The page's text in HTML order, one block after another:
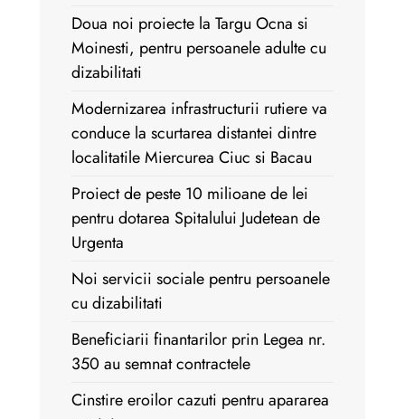
Doua noi proiecte la Targu Ocna si
Moinesti, pentru persoanele adulte cu
dizabilitati
Modernizarea infrastructurii rutiere va
conduce la scurtarea distantei dintre
localitatile Miercurea Ciuc si Bacau
Proiect de peste 10 milioane de lei
pentru dotarea Spitalului Judetean de
Urgenta
Noi servicii sociale pentru persoanele
cu dizabilitati
Beneficiarii finantarilor prin Legea nr.
350 au semnat contractele
Cinstire eroilor cazuti pentru apararea